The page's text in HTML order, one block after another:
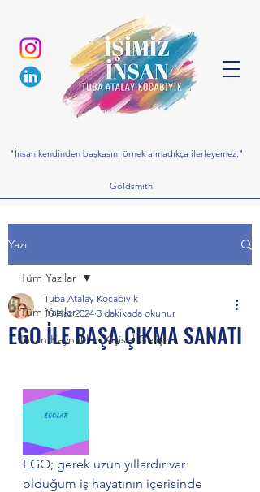
"İnsan kendinden başkasını örnek almadıkça ilerleyemez."
Goldsmith
Yazı
Tüm Yazılar
İnsan Kaynakları,Kişisel Gelişim
Tüm Yazılar
EGO İLE BAŞA ÇIKMA SANATI
Tuba Atalay Kocabıyık
10 Haz 2024 3 dakikada okunur
EGO; gerek uzun yıllardır var
olduğum iş hayatının içerisinde